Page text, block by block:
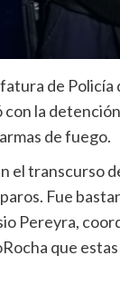
de Policía
la
de fuego.
el transcurso
Fue
Pereyra,
que